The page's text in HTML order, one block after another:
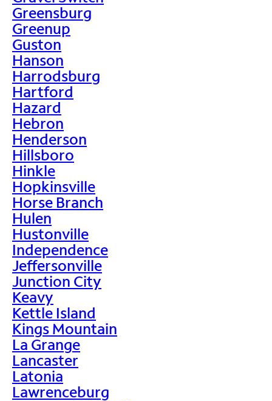
Greensburg
Greenup
Guston
Hanson
Harrodsburg
Hartford
Hazard
Hebron
Henderson
Hillsboro
Hinkle
Hopkinsville
Horse Branch
Hulen
Hustonville
Independence
Jeffersonville
Junction City
Keavy
Kettle Island
Kings Mountain
La Grange
Lancaster
Latonia
Lawrenceburg